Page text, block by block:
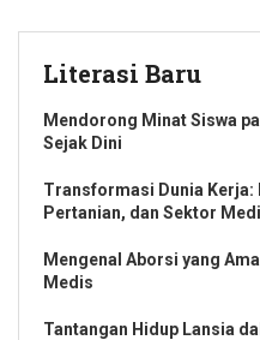
Literasi Baru
Mendorong Minat Siswa
Sejak Dini
Transformasi Dunia
Pertanian, dan Sektor
Mengenal Aborsi yang
Medis
Tantangan Hidup Lansia